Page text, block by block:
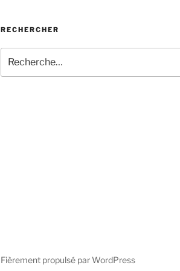
RECHERCHER
pour
:
Fièrement propulsé par WordPress